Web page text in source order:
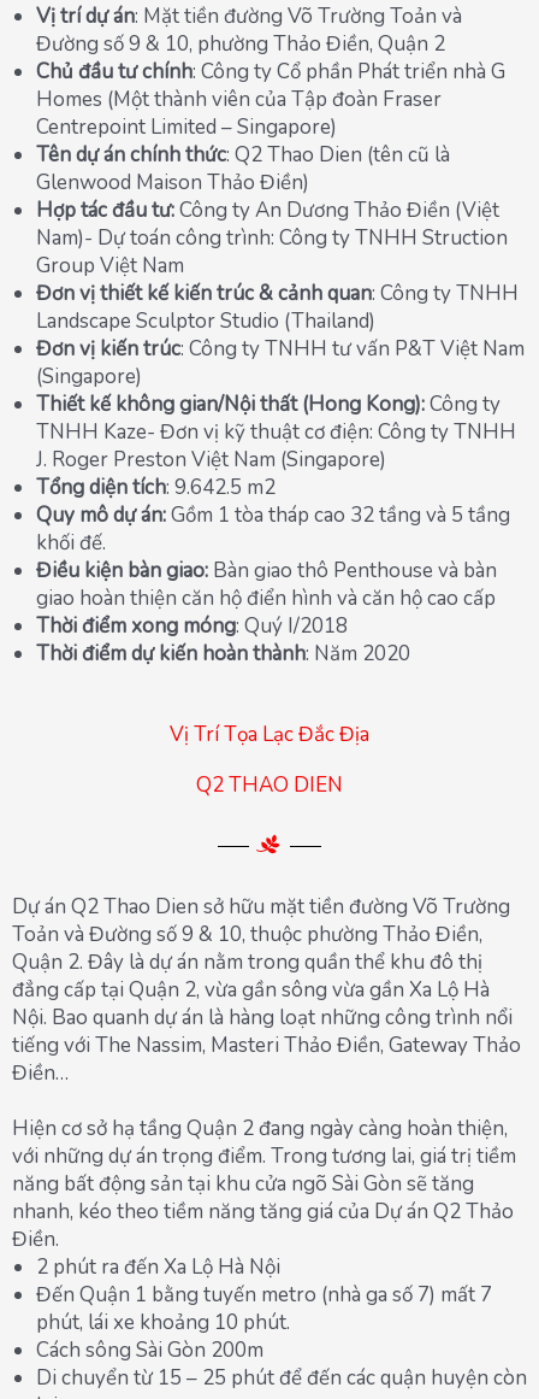
Vị trí dự án: Mặt tiền đường Võ Trường Toản và
Đường số 9 & 10, phường Thảo Điền, Quận 2
Chủ đầu tư chính: Công ty Cổ phần Phát triển nhà G
Homes (Một thành viên của Tập đoàn Fraser
Centrepoint Limited – Singapore)
Tên dự án chính thức: Q2 Thao Dien (tên cũ là
Glenwood Maison Thảo Điền)
Hợp tác đầu tư:Công ty An Dương Thảo Điền (Việt
Nam)- Dự toán công trình: Công ty TNHH Struction
Group Việt Nam
Đơn vị thiết kế kiến trúc & cảnh quan: Công ty TNHH
Landscape Sculptor Studio (Thailand)
Đơn vị kiến trúc: Công ty TNHH tư vấn P&T Việt Nam
(Singapore)
Thiết kế không gian/Nội thất (Hong Kong):Công ty
TNHH Kaze- Đơn vị kỹ thuật cơ điện: Công ty TNHH
J. Roger Preston Việt Nam (Singapore)
Tổng diện tích: 9.642.5 m2
Quy mô dự án:Gồm 1 tòa tháp cao 32 tầng và 5 tầng
khối đế.
Điều kiện bàn giao: Bàn giao thô Penthouse và bàn
giao hoàn thiện căn hộ điển hình và căn hộ cao cấp
Thời điểm xong móng: Quý I/2018
Thời điểm dự kiến hoàn thành: Năm 2020
Vị Trí Tọa Lạc Đắc Địa
Q2 THAO DIEN
Dự án Q2 Thao Dien sở hữu mặt tiền đường Võ Trường
Toản và Đường số 9 & 10, thuộc phường Thảo Điền,
Quận 2. Đây là dự án nằm trong quần thể khu đô thị
đẳng cấp tại Quận 2, vừa gần sông vừa gần Xa Lộ Hà
Nội. Bao quanh dự án là hàng loạt những công trình nổi
tiếng với The Nassim, Masteri Thảo Điền, Gateway Thảo
Điền…
Hiện cơ sở hạ tầng Quận 2 đang ngày càng hoàn thiện,
với những dự án trọng điểm. Trong tương lai, giá trị tiềm
năng bất động sản tại khu cửa ngõ Sài Gòn sẽ tăng
nhanh, kéo theo tiềm năng tăng giá của Dự án Q2 Thảo
Điền.
2 phút ra đến Xa Lộ Hà Nội
Đến Quận 1 bằng tuyến metro (nhà ga số 7) mất 7
phút, lái xe khoảng 10 phút.
Cách sông Sài Gòn 200m
Di chuyển từ 15 – 25 phút để đến các quận huyện còn